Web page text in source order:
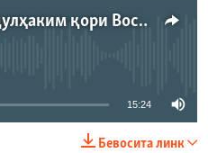
"Ўзбек имомлари": Абдулҳаким қори Восиев
манба мавжуд эмас
15:24
Бевосита линк